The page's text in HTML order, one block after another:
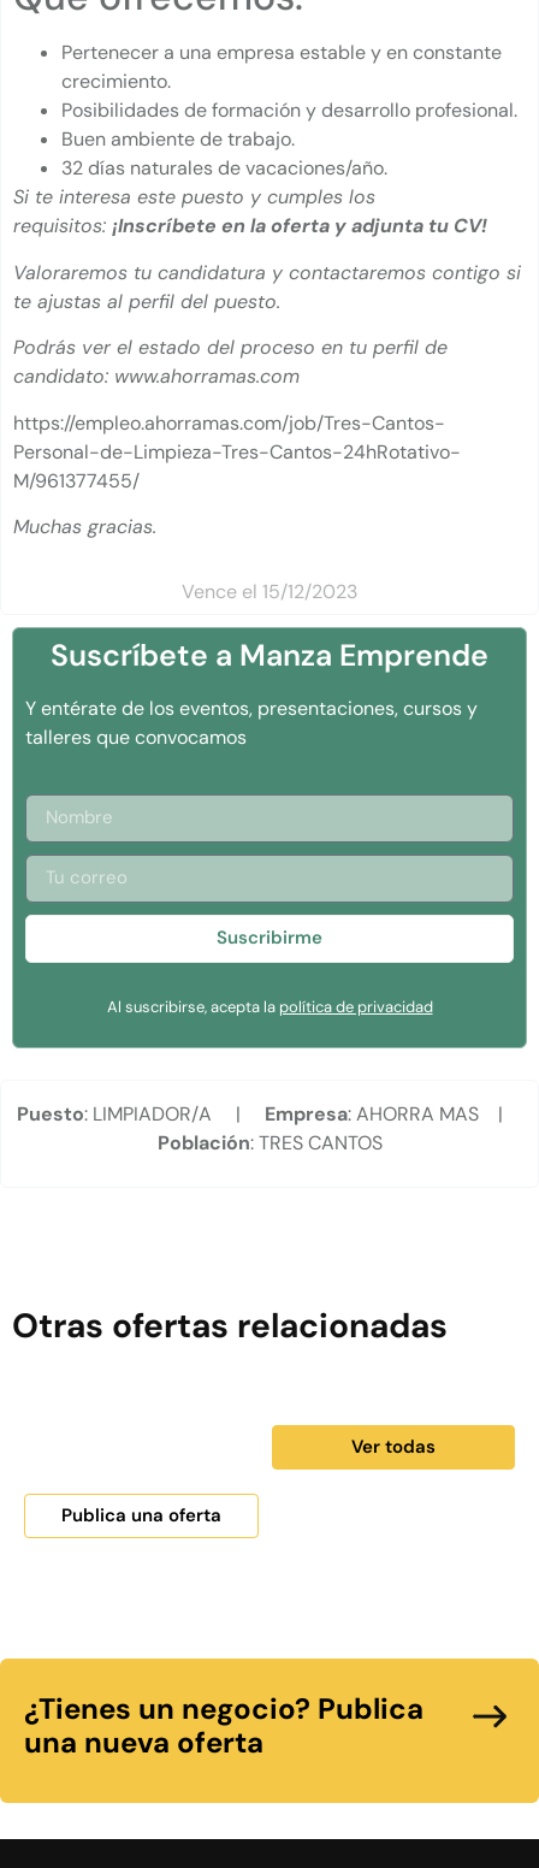
Pertenecer a una empresa estable y en constante
crecimiento.
Posibilidades de formación y desarrollo profesional.
Buen ambiente de trabajo.
32 días naturales de vacaciones/año.
Si te interesa este puesto y cumples los
requisitos: ¡Inscríbete en la oferta y adjunta tu CV!
Valoraremos tu candidatura y contactaremos contigo si
te ajustas al perfil del puesto.
Podrás ver el estado del proceso en tu perfil de
candidato: www.ahorramas.com
https://empleo.ahorramas.com/job/Tres-Cantos-
Personal-de-Limpieza-Tres-Cantos-24hRotativo-
M/961377455/
Muchas gracias.
Vence el 15/12/2023
Suscríbete a Manza Emprende
Y entérate de los eventos, presentaciones, cursos y
talleres que convocamos
Suscribirme
Al suscribirse, acepta la política de privacidad
Puesto: LIMPIADOR/A | Empresa: AHORRA MAS |
Población: TRES CANTOS
Otras ofertas relacionadas
Ver todas
Publica una oferta
¿Tienes un negocio? Publica
una nueva oferta